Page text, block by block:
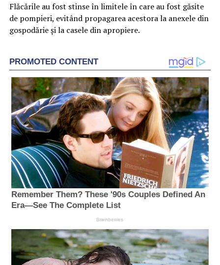
Flăcările au fost stinse în limitele în care au fost găsite
de pompieri, evitând propagarea acestora la anexele din
gospodărie și la casele din apropiere.